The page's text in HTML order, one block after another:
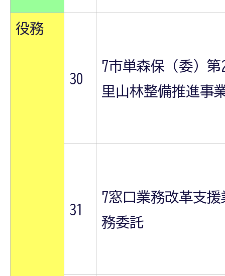
役務
30
7市単森保（委）第
里山林整備推進事
31
7窓口業務改革支援
務委託